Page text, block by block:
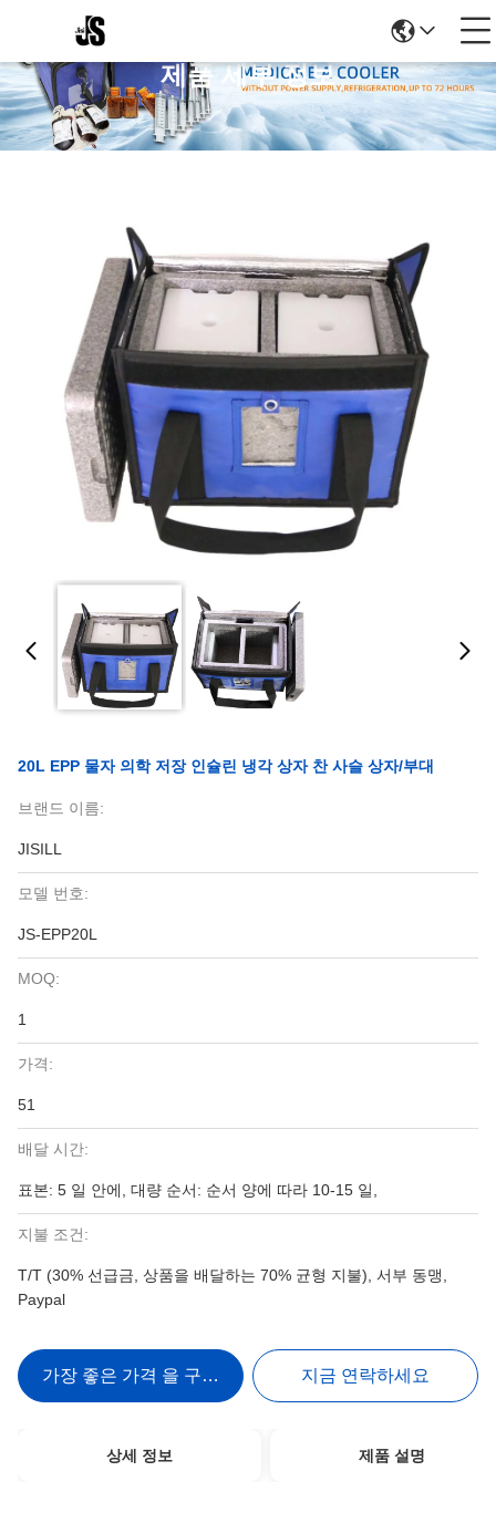
제품 세부 정보
20L EPP 물자 의학 저장 인슐린 냉각 상자 찬 사슬 상자/부대
브랜드 이름:
JISILL
모델 번호:
JS-EPP20L
MOQ:
1
가격:
51
배달 시간:
표본: 5 일 안에, 대량 순서: 순서 양에 따라 10-15 일,
지불 조건:
T/T (30% 선급금, 상품을 배달하는 70% 균형 지불), 서부 동맹,
Paypal
가장 좋은 가격 을 구하라 지금 연락하세요
상세 정보 제품 설명